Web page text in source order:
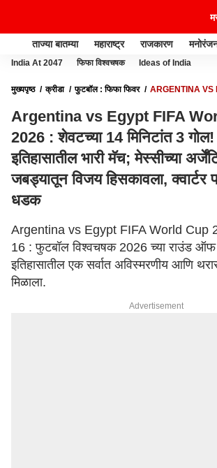
ताज्या बातम्या महाराष्ट्र राजकारण
India At 2047 फिफा विश्वचषक Ideas of India
मुख्यपृष्ठ क्रीडा फुटबॉल : फिफा फिवर
ARGENTINA VS
इजिप्तच्या जबड्यातून विजय हिसकावला, क्वार्टर फायनलमध्ये धडक
Argentina vs Egypt FIFA
2026 : शेवटच्या 14 मिनिटांत 3
इतिहासातील भारी मॅच; मेस्सीच्या
जबड्यातून विजय हिसकावला, क्वार्टर
धडक
Argentina vs Egypt FIFA World Cup
16 : फुटबॉल विश्वचषक 2026 च्या राउंड
इतिहासातील एक सर्वात अविस्मरणीय आणि
मिळाला.
Advertisement